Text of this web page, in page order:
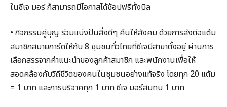
ในซีเจ มอร์ ก็สามารถมีโอกาสได้ช้อปฟรีทั้งบิล
• กิจกรรมคู่บุญ ร่วมแบ่งปันสิ่งดีๆ คืนให้สังคม ด้วยการส่งต่อแต้ม
สมาชิกสบายการ์ดให้กับ 8 ชุมชนทั่วไทยที่ซีเจมีสาขาตั้งอยู่ ผ่านการ
เลือกสรรจากคำแนะนำของลูกค้าสมาชิก และพนักงานเพื่อให้
สอดคล้องกับวิถีชีวิตของคนในชุมชนอย่างแท้จริง โดยทุก 20 แต้ม
= 1 บาท และการบริจาคทุก 1 บาท ซีเจ มอร์สมทบ 1 บาท